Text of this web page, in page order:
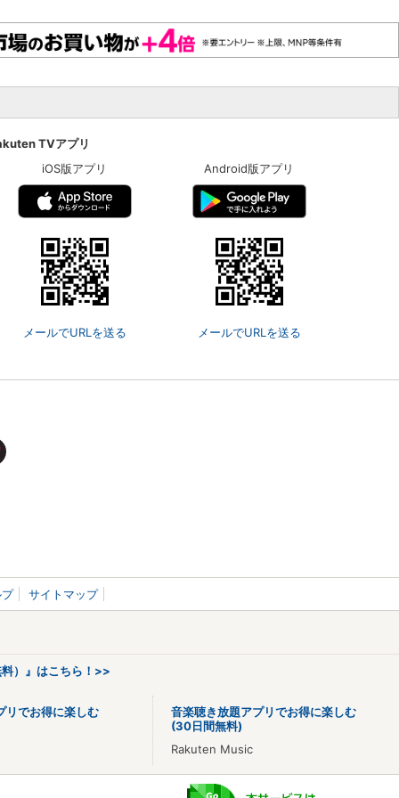
TVアプリ
iOS版アプリ
メールでURLを送る
Android版アプリ
メールでURLを送る
サイトマップ
）』はこちら！>>
リでお得に楽しむ
音楽聴き放題アプリでお得に楽しむ
(30日間無料)
Rakuten Music